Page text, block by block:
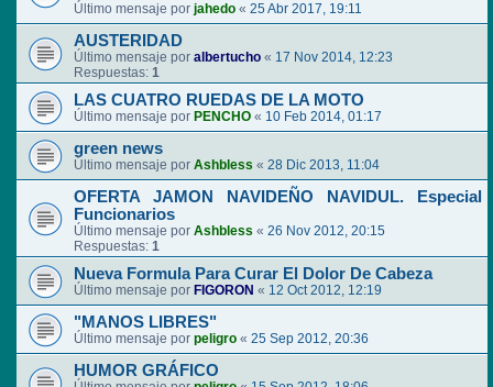
Último mensaje por jahedo « 25 Abr 2017, 19:11
AUSTERIDAD
Último mensaje por albertucho « 17 Nov 2014, 12:23
Respuestas: 1
LAS CUATRO RUEDAS DE LA MOTO
Último mensaje por PENCHO « 10 Feb 2014, 01:17
green news
Último mensaje por Ashbless « 28 Dic 2013, 11:04
OFERTA JAMON NAVIDEÑO NAVIDUL. Especial
Funcionarios
Último mensaje por Ashbless « 26 Nov 2012, 20:15
Respuestas: 1
Nueva Formula Para Curar El Dolor De Cabeza
Último mensaje por FIGORON « 12 Oct 2012, 12:19
"MANOS LIBRES"
Último mensaje por peligro « 25 Sep 2012, 20:36
HUMOR GRÁFICO